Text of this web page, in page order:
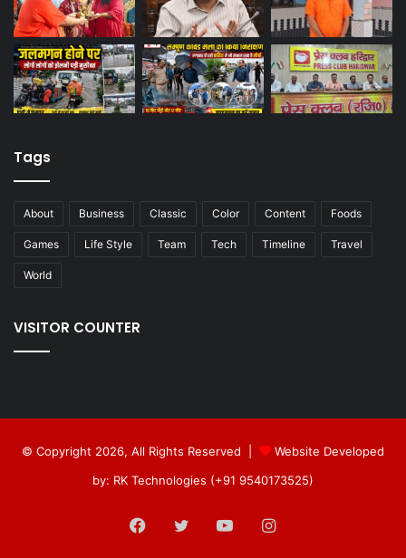
Tags
About Business Classic Color Content Foods
Games Life Style Team Tech Timeline Travel
World
VISITOR COUNTER
© Copyright 2026, All Rights Reserved |
Website Developed
by: RK Technologies (+91 9540173525)
Facebook
TwitterYouTubeInstagram